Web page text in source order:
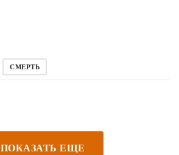
СМЕРТЬ
ПОКАЗАТЬ ЕЩЕ